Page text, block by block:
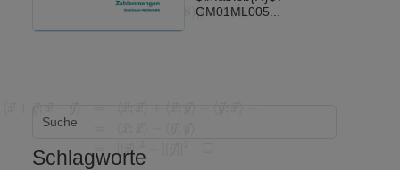
GM01ML005...
Schlagworte